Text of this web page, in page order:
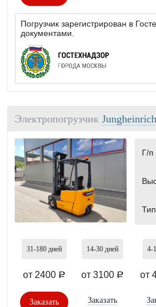
Погрузчик зарегистрирован в
документами.
Электропогрузчик
Г/п
31-180 дней
от 2400 a
Заказать
14-30 дней
от 3100 a
Заказать
4-
от